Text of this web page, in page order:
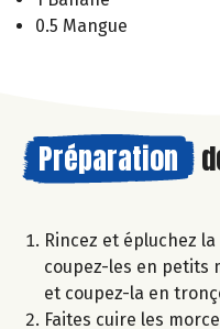
0.5 Mangue
Préparation
Rincez et épluchez
coupez-les en petits
et coupez-la en
Faites cuire les